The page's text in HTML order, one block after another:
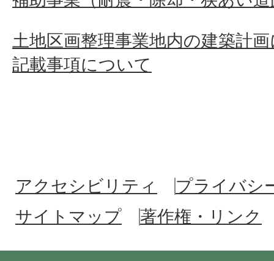
土地区画整理事業地内の建築計
記載事項について
アクセシビリティ
プライバシ
サイトマップ
著作権・リンク